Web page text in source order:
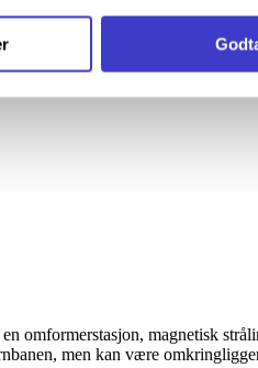
og hvordan vi samler
omformerstasjon, magnetisk
men kan være